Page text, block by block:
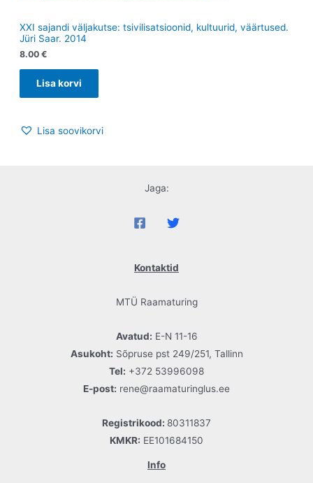
XXI sajandi väljakutse: tsivilisatsioonid, kultuurid, väärtused.
Jüri Saar. 2014
8.00 €
Lisa korvi
Lisa soovikorvi
Jaga:
Kontaktid
MTÜ Raamaturing
Avatud: E-N 11-16
Asukoht: Sõpruse pst 249/251, Tallinn
Tel: +372 53996098
E-post: rene@raamaturinglus.ee
Registrikood: 80311837
KMKR: EE101684150
Info